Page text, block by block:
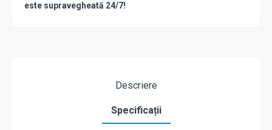
este supravegheată 24/7!
Descriere
Specificații